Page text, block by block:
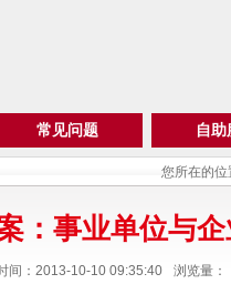
常见问题 自助
您所在的位
：事业单位与
间：2013-10-10 09:35:40 浏览量：